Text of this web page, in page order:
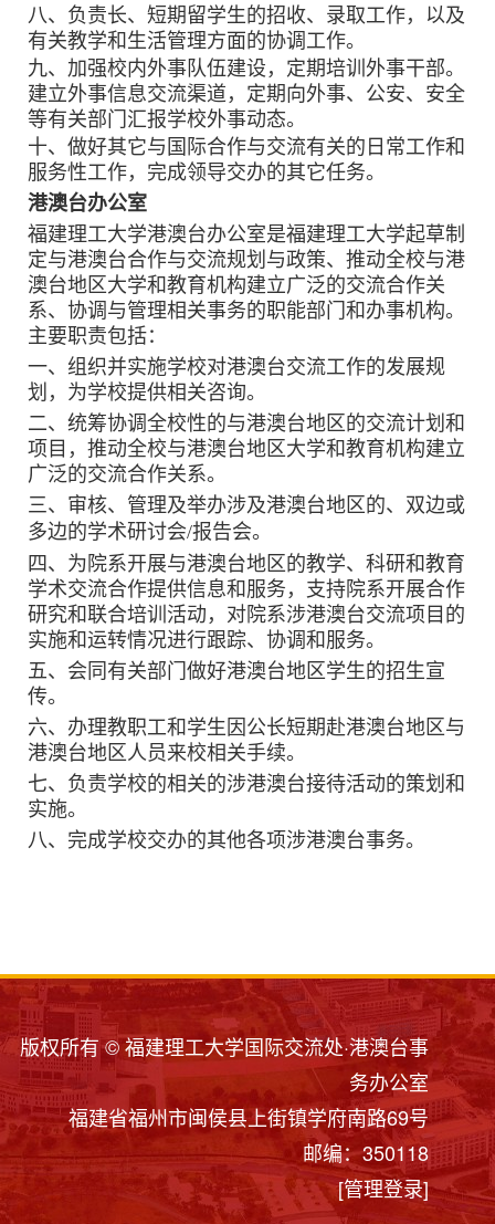
八、负责长、短期留学生的招收、录取工作，以及
有关教学和生活管理方面的协调工作。
九、加强校内外事队伍建设，定期培训外事干部。
建立外事信息交流渠道，定期向外事、公安、安全
等有关部门汇报学校外事动态。
十、做好其它与国际合作与交流有关的日常工作和
服务性工作，完成领导交办的其它任务。
港澳台办公室
福建理工大学港澳台办公室是福建理工大学起草制
定与港澳台合作与交流规划与政策、推动全校与港
澳台地区大学和教育机构建立广泛的交流合作关
系、协调与管理相关事务的职能部门和办事机构。
主要职责包括：
一、组织并实施学校对港澳台交流工作的发展规
划，为学校提供相关咨询。
二、统筹协调全校性的与港澳台地区的交流计划和
项目，推动全校与港澳台地区大学和教育机构建立
广泛的交流合作关系。
三、审核、管理及举办涉及港澳台地区的、双边或
多边的学术研讨会/报告会。
四、为院系开展与港澳台地区的教学、科研和教育
学术交流合作提供信息和服务，支持院系开展合作
研究和联合培训活动，对院系涉港澳台交流项目的
实施和运转情况进行跟踪、协调和服务。
五、会同有关部门做好港澳台地区学生的招生宣
传。
六、办理教职工和学生因公长短期赴港澳台地区与
港澳台地区人员来校相关手续。
七、负责学校的相关的涉港澳台接待活动的策划和
实施。
八、 完成学校交办的其他各项涉港澳台事务。
版权所有 © 福建理工大学国际交流处·港澳台事
务办公室
福建省福州市闽侯县上街镇学府南路69号
邮编：350118
[管理登录]